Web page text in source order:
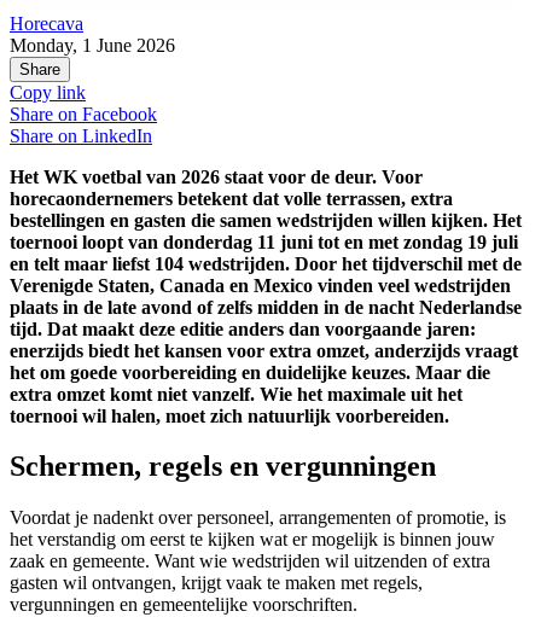
Horecava
Monday, 1 June 2026
Share
Copy link
Share on Facebook
Share on LinkedIn
Het WK voetbal van 2026 staat voor de deur. Voor
horecaondernemers betekent dat volle terrassen, extra
bestellingen en gasten die samen wedstrijden willen kijken. Het
toernooi loopt van donderdag 11 juni tot en met zondag 19 juli
en telt maar liefst 104 wedstrijden. Door het tijdverschil met de
Verenigde Staten, Canada en Mexico vinden veel wedstrijden
plaats in de late avond of zelfs midden in de nacht Nederlandse
tijd. Dat maakt deze editie anders dan voorgaande jaren:
enerzijds biedt het kansen voor extra omzet, anderzijds vraagt
het om goede voorbereiding en duidelijke keuzes. Maar die
extra omzet komt niet vanzelf. Wie het maximale uit het
toernooi wil halen, moet zich natuurlijk voorbereiden.
Schermen, regels en vergunningen
Voordat je nadenkt over personeel, arrangementen of promotie, is
het verstandig om eerst te kijken wat er mogelijk is binnen jouw
zaak en gemeente. Want wie wedstrijden wil uitzenden of extra
gasten wil ontvangen, krijgt vaak te maken met regels,
vergunningen en gemeentelijke voorschriften.